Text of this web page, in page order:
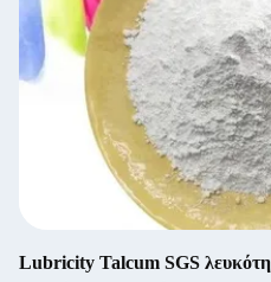
Lubricity Talcum SGS